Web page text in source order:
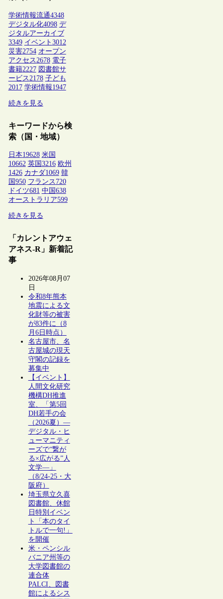
学術情報流通4348
デジタル化4098 デ
ジタルアーカイブ
3349 イベント 3012
災害2754 オープン
アクセス 2678 電子
書籍2227 図書館サ
ービス 2178 子ども
2017 学術情報1947
続きを見る
キーワードから検
索（国・地域）
日本19628 米国
10662 英国 3216 欧州
1426 カナダ1069 韓
国 950 フランス 720
ドイツ681 中国 638
オーストラリア599
続きを見る
「カレントアウェ
アネス-R」新着記
事
2026年08月07
日
令和8年熊本
地震による文
化財等の被害
が83件に（8
月6日時点）
名古屋市、名
古屋城の現天
守閣の記録を
募集中
【イベント】
人間文化研究
機構DH推進
室、「第5回
DH若手の会
（2026夏）―
デジタル・ヒ
ューマニティ
ーズで“繋が
る×広がる”人
文学―」
（8/24-25・大
阪府）
埼玉県立久喜
図書館、休館
日特別イベン
ト「本のタイ
トルで一句!」
を開催
米・ペンシル
バニア州等の
大学図書館の
連合体
PALCI、図書
館によるシス